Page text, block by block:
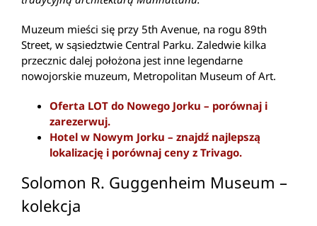
Muzeum mieści się przy 5th Avenue, na rogu 89th
Street, w sąsiedztwie Central Parku. Zaledwie kilka
przecznic dalej położona jest inne legendarne
nowojorskie muzeum, Metropolitan Museum of Art.
Oferta LOT do Nowego Jorku – porównaj i
zarezerwuj.
Hotel w Nowym Jorku – znajdź najlepszą
lokalizację i porównaj ceny z Trivago.
Solomon R. Guggenheim Museum –
kolekcja